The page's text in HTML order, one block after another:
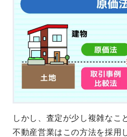
しかし、査定が少し複雑なこ
不動産営業はこの方法を採用